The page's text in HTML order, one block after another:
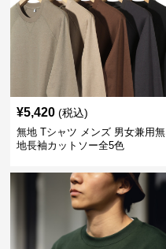
¥5,420 (税込)
無地 Tシャツ メンズ 男女兼用無
地長袖カットソー全5色